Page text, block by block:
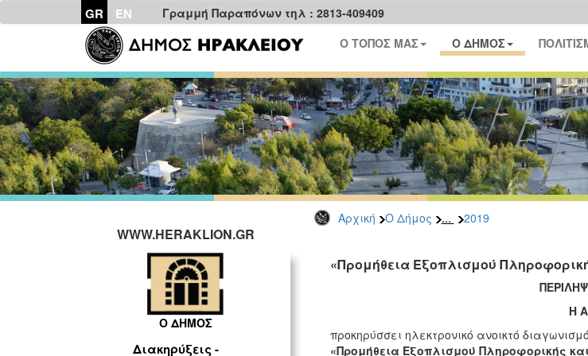
GR EN Γραμμή Παραπόνων τηλ : 2813-409409
Ο ΤΟΠΟΣ ΜΑΣ Ο ΔΗΜΟΣ
Αρχική Ο Δήμος ... 2019
WWW.HERAKLION.GR
Ο ΔΗΜΟΣ
Διακηρύξεις -
«Προμήθεια Εξοπλισμού
Η
προκηρύσσει ηλεκτρονικό ανοικτό
«Προμήθεια Εξοπλισμού Πληροφορικής